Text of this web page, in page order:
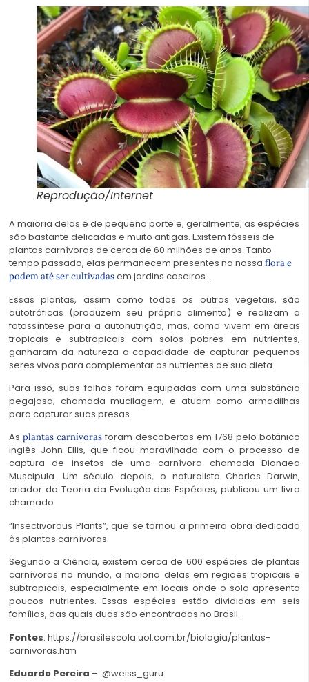
Reprodução/Internet
A maioria delas é de pequeno porte e, geralmente, as espécies
são bastante delicadas e muito antigas. Existem fósseis de
plantas carnívoras de cerca de 60 milhões de anos. Tanto
tempo passado, elas permanecem presentes na nossa flora e
podem até ser cultivadasem jardins caseiros…
Essas plantas, assim como todos os outros vegetais, são
autotróficas (produzem seu próprio alimento) e realizam a
fotossíntese para a autonutrição, mas, como vivem em áreas
tropicais e subtropicais com solos pobres em nutrientes,
ganharam da natureza a capacidade de capturar pequenos
seres vivos para complementar os nutrientes de sua dieta.
Para isso, suas folhas foram equipadas com uma substância
pegajosa, chamada mucilagem, e atuam como armadilhas
para capturar suas presas.
As plantas carnívoras foram descobertas em 1768 pelo botânico
inglês John Ellis, que ficou maravilhado com o processo de
captura de insetos de uma carnívora chamada Dionaea
Muscipula. Um século depois, o naturalista Charles Darwin,
criador da Teoria da Evolução das Espécies, publicou um livro
chamado
“Insectivorous Plants”, que se tornou a primeira obra dedicada
às plantas carnívoras.
Segundo a Ciência, existem cerca de 600 espécies de plantas
carnívoras no mundo, a maioria delas em regiões tropicais e
subtropicais, especialmente em locais onde o solo apresenta
poucos nutrientes. Essas espécies estão divididas em seis
famílias, das quais duas são encontradas no Brasil.
Fontes: https://brasilescola.uol.com.br/biologia/plantas-
carnivoras.htm
Eduardo Pereira – @weiss_guru